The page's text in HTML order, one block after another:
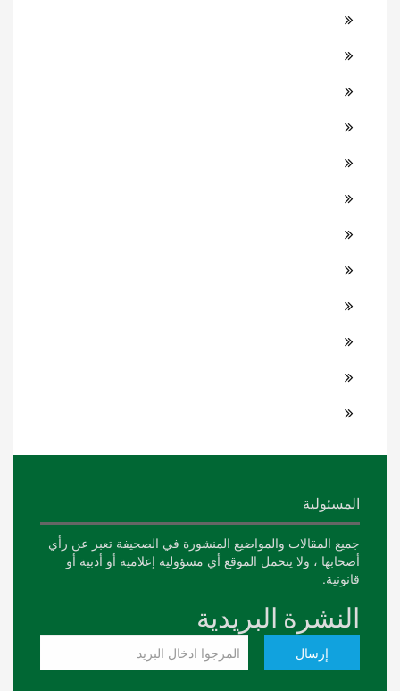
المسئولية
جميع المقالات والمواضيع المنشورة في الصحيفة تعبر عن رأي
أصحابها ، ولا يتحمل الموقع أي مسؤولية إعلامية أو أدبية أو
قانونية.
النشرة البريدية